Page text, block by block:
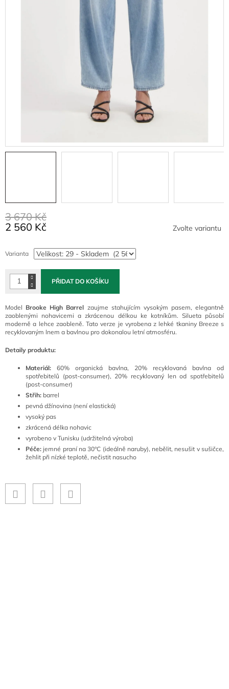
3 670 Kč
2 560 Kč
cena:
Zvolte variantu
Varianta
PŘIDAT DO KOŠÍKU
Model Brooke High Barrel zaujme stahujícím vysokým pasem, elegantně
zaoblenými nohavicemi a zkrácenou délkou ke kotníkům. Silueta působí
moderně a lehce zaobleně. Tato verze je vyrobena z lehké tkaniny Breeze s
recyklovaným lnem a bavlnou pro dokonalou letní atmosféru.
Detaily produktu:
Materiál: 60% organická bavlna, 20% recyklovaná bavlna od
spotřebitelů (post-consumer), 20% recyklovaný len od spotřebitelů
(post-consumer)
Střih: barrel
pevná džínovina (není elastická)
vysoký pas
zkrácená délka nohavic
vyrobeno v Tunisku (udržitelná výroba)
Péče: jemné praní na 30°C (ideálně naruby), nebělit, nesušit v sušičce,
žehlit při nízké teplotě, nečistit nasucho